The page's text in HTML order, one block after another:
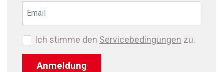
Anmeldung
Ich stimme den Servicebedingungen zu.